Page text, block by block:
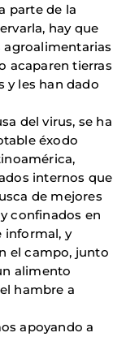
parte de la
hay que
agroalimentarias
acaparen tierras
y les han dado
del virus, se ha
éxodo
internos que
de mejores
confinados en
informal, y
el campo, junto
alimento
hambre a
apoyando a